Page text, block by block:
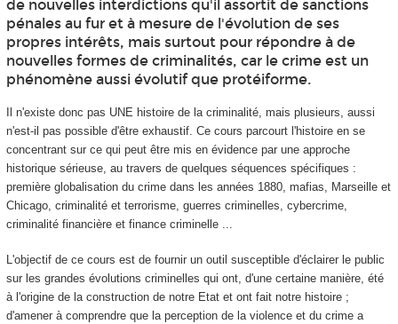
de nouvelles interdictions qu'il assortit de sanctions
pénales au fur et à mesure de l'évolution de ses
propres intérêts, mais surtout pour répondre à de
nouvelles formes de criminalités, car le crime est un
phénomène aussi évolutif que protéiforme.
Il n'existe donc pas UNE histoire de la criminalité, mais plusieurs, aussi
n'est-il pas possible d'être exhaustif. Ce cours parcourt l'histoire en se
concentrant sur ce qui peut être mis en évidence par une approche
historique sérieuse, au travers de quelques séquences spécifiques :
première globalisation du crime dans les années 1880, mafias, Marseille et
Chicago, criminalité et terrorisme, guerres criminelles, cybercrime,
criminalité financière et finance criminelle ...
L'objectif de ce cours est de fournir un outil susceptible d'éclairer le public
sur les grandes évolutions criminelles qui ont, d'une certaine manière, été
à l'origine de la construction de notre Etat et ont fait notre histoire ;
d'amener à comprendre que la perception de la violence et du crime a